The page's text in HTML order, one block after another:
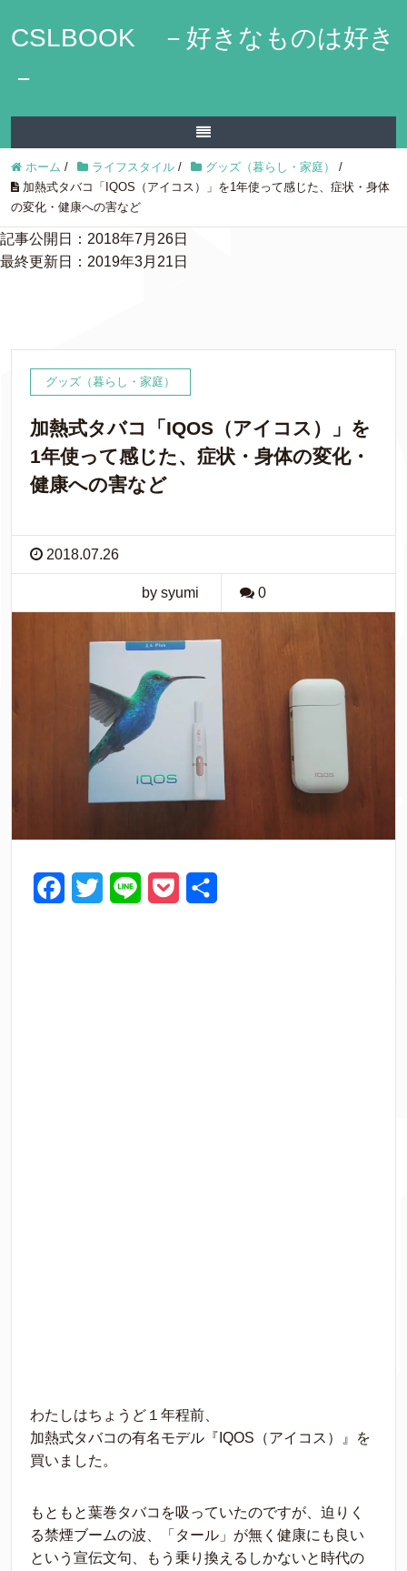
CSLBOOK －好きなものは好き
－
ホーム / ライフスタイル / グッズ（暮らし・家庭）
/
加熱式タバコ「IQOS（アイコス）」を1年使って感じた、症状・身体
の変化・健康への害など
記事公開日：2018年7月26日
最終更新日：2019年3月21日
グッズ（暮らし・家庭）
加熱式タバコ「IQOS（アイコス）」を
1年使って感じた、症状・身体の変化・
健康への害など
2018.07.26
by syumi 0
わたしはちょうど１年程前、
加熱式タバコの有名モデル『IQOS（アイコス）』を
買いました。
もともと葉巻タバコを吸っていたのですが、迫りく
る禁煙ブームの波、「タール」が無く健康にも良い
という宣伝文句、もう乗り換えるしかないと時代の